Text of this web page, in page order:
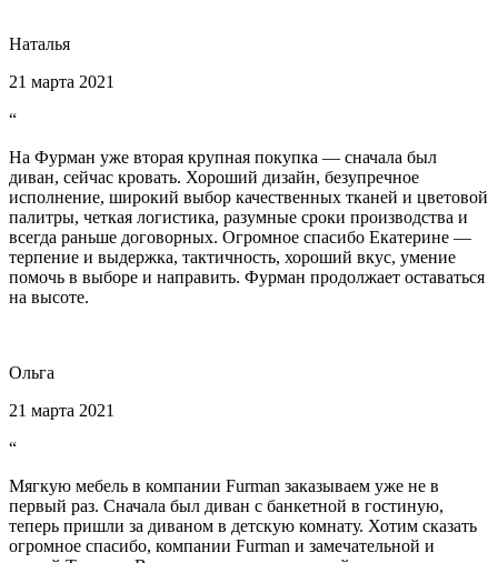
Наталья
21 марта 2021
“
На Фурман уже вторая крупная покупка — сначала был
диван, сейчас кровать. Хороший дизайн, безупречное
исполнение, широкий выбор качественных тканей и цветовой
палитры, четкая логистика, разумные сроки производства и
всегда раньше договорных. Огромное спасибо Екатерине —
терпение и выдержка, тактичность, хороший вкус, умение
помочь в выборе и направить. Фурман продолжает оставаться
на высоте.
Ольга
21 марта 2021
“
Мягкую мебель в компании Furman заказываем уже не в
первый раз. Сначала был диван с банкетной в гостиную,
теперь пришли за диваном в детскую комнату. Хотим сказать
огромное спасибо, компании Furman и замечательной и